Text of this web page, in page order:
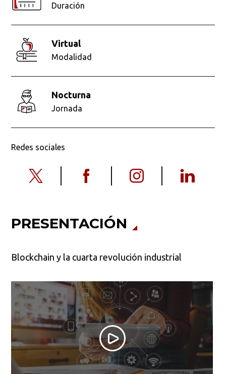
Duración
virtual
Modalidad
nocturna
Jornada
Redes sociales
PRESENTACIÓN
Blockchain y la cuarta revolución industrial